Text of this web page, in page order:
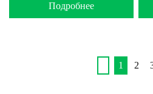
Подробнее
1 2